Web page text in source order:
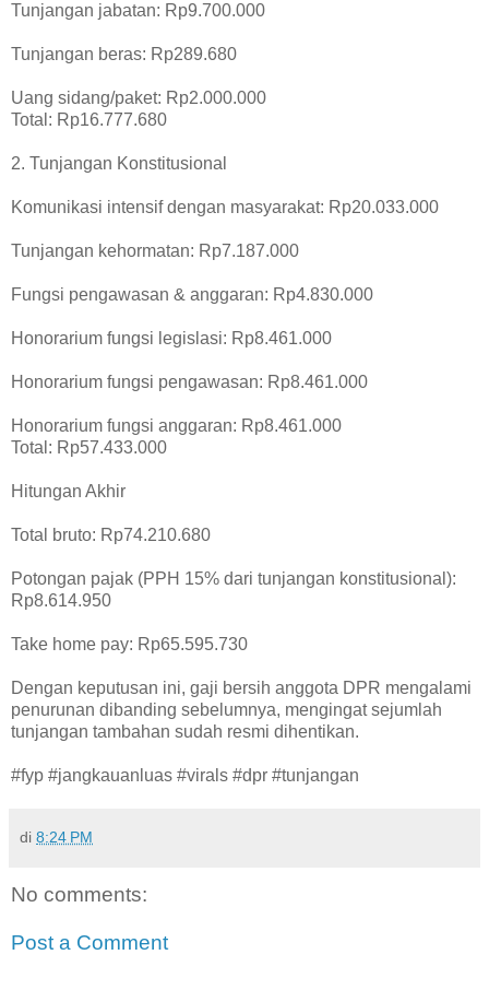
Tunjangan jabatan: Rp9.700.000
Tunjangan beras: Rp289.680
Uang sidang/paket: Rp2.000.000
Total: Rp16.777.680
2. Tunjangan Konstitusional
Komunikasi intensif dengan masyarakat: Rp20.033.000
Tunjangan kehormatan: Rp7.187.000
Fungsi pengawasan & anggaran: Rp4.830.000
Honorarium fungsi legislasi: Rp8.461.000
Honorarium fungsi pengawasan: Rp8.461.000
Honorarium fungsi anggaran: Rp8.461.000
Total: Rp57.433.000
Hitungan Akhir
Total bruto: Rp74.210.680
Potongan pajak (PPH 15% dari tunjangan konstitusional):
Rp8.614.950
Take home pay: Rp65.595.730
Dengan keputusan ini, gaji bersih anggota DPR mengalami
penurunan dibanding sebelumnya, mengingat sejumlah
tunjangan tambahan sudah resmi dihentikan.
#fyp #jangkauanluas #virals #dpr #tunjangan
di 8:24 PM
No comments:
Post a Comment